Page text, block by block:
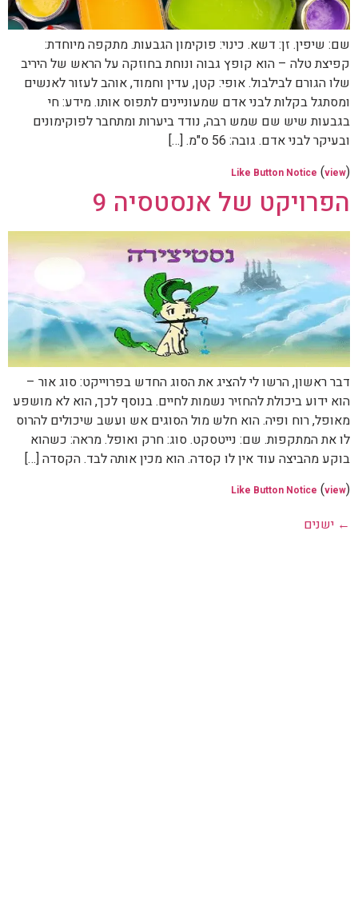
שם: שיפין. זן: דשא. כינוי: פוקימון הגבעות. מתקפה מיוחדת:
קפיצת טלה – הוא קופץ גבוה ונוחת בחוזקה על הראש של היריב
שלו הגורם לבילבול. אופי: קטן, עדין וחמוד, אוהב לעזור לאנשים
ומסתגל בקלות לבני אדם שמעוניינים לתפוס אותו. מידע: חי
בגבעות שיש שם שמש רבה, נודד ביערות ומתחבר לפוקימונים
ובעיקר לבני אדם. גובה: 56 ס"מ. […]
Like Button Notice (view)
הפרויקט של אנסטסיה 9
דבר ראשון, הרשו לי להציג את הסוג החדש בפרוייקט: סוג אור –
הוא ידוע ביכולת להחזיר נשמות לחיים. בנוסף לכך, הוא לא מושפע
מאופל, רוח ופיה. הוא חלש מול הסוגים אש ועשב שיכולים להרוס
לו את המתקפות. שם: נייטסקט. סוג: חרק ואופל. מראה: כשהוא
בוקע מהביצה עוד אין לו קסדה. הוא מכין אותה לבד. הקסדה […]
Like Button Notice (view)
← ישנים